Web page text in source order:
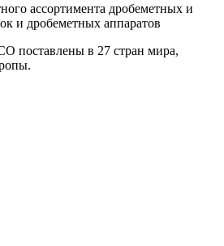
ассортимента дробеметных и
и дробеметных аппаратов
поставлены в 27 стран мира,